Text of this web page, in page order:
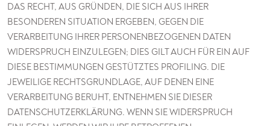
DAS RECHT, AUS GRÜNDEN, DIE SICH AUS IHRER
BESONDEREN SITUATION ERGEBEN, GEGEN DIE
VERARBEITUNG IHRER PERSONENBEZOGENEN DATEN
WIDERSPRUCH EINZULEGEN; DIES GILT AUCH FÜR EIN AUF
DIESE BESTIMMUNGEN GESTÜTZTES PROFILING. DIE
JEWEILIGE RECHTSGRUNDLAGE, AUF DENEN EINE
VERARBEITUNG BERUHT, ENTNEHMEN SIE DIESER
DATENSCHUTZERKLÄRUNG. WENN SIE WIDERSPRUCH